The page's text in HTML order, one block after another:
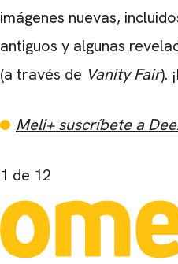
imágenes nuevas,
antiguos y algunas
(a través de Vanity Fair).
Meli+ suscríbete a
1 de 12